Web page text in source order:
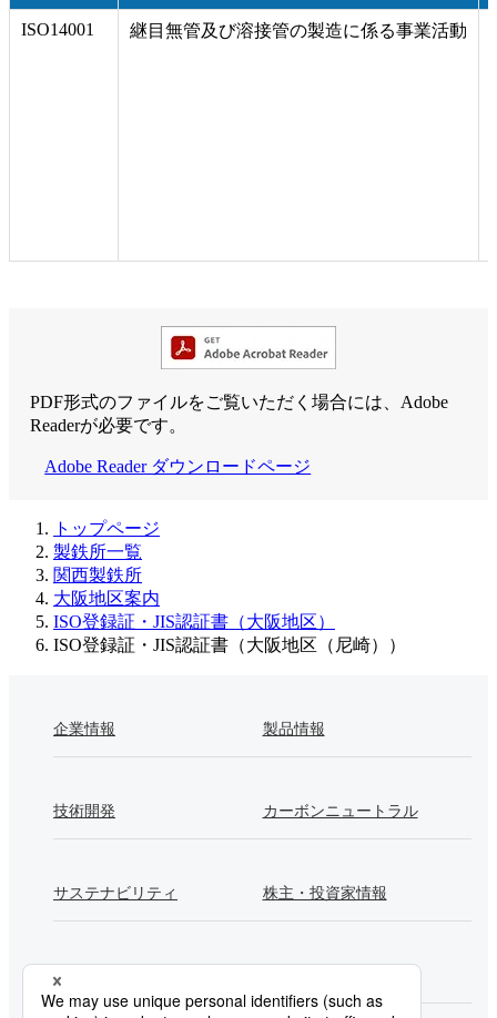
採用情報（大阪地区）
ISO14001 継目無管及び溶接管の製造に係る事業活動
PDF形式のファイルをご覧いただく場合には、Adobe
Readerが必要です。
Adobe Reader ダウンロードページ
トップページ
製鉄所一覧
関西製鉄所
大阪地区案内
ISO登録証・JIS認証書（大阪地区）
ISO登録証・JIS認証書（大阪地区（尼崎））
企業情報 製品情報
技術開発 カーボンニュートラル
サステナビリティ 株主・投資家情報
採用情報